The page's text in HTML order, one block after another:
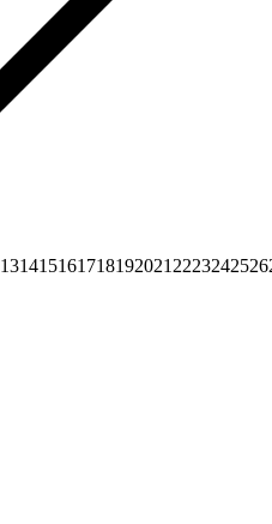
131415161718192021 2223242526